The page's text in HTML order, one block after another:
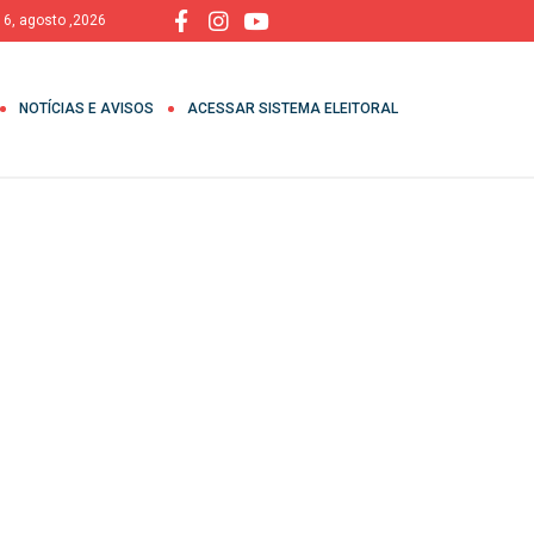
agosto ,2026
NOTÍCIAS E AVISOS ACESSAR SISTEMA ELEITORAL